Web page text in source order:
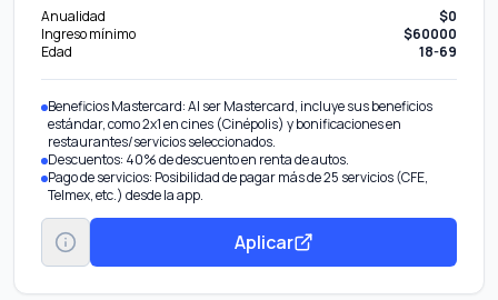
Anualidad
$0
Ingreso mínimo
$60000
Edad
18-69
Beneficios Mastercard: Al ser Mastercard, incluye sus beneficios
estándar, como 2x1 en cines (Cinépolis) y bonificaciones en
restaurantes/servicios seleccionados.
Descuentos: 40% de descuento en renta de autos.
Pago de servicios: Posibilidad de pagar más de 25 servicios (CFE,
Telmex, etc.) desde la app.
Aplicar